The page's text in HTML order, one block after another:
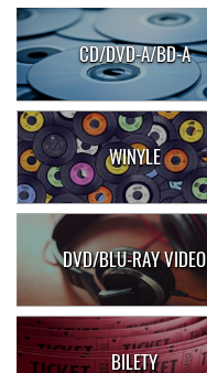
CD/DVD-A/BD-A
WINYLE
DVD/BLU-RAY VIDEO
BILETY